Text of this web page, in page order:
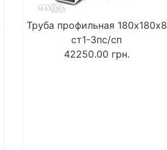
Труба профильная 180х180х8
ст1-3пс/сп
42250.00 грн.